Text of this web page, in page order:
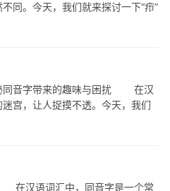
同。今天，我们就来探讨一下“疖”
音字带来的趣味与困扰 在汉
宫，让人捉摸不透。今天，我们
汉语词汇中，同音字是一个常